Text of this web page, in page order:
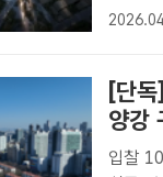
남향을
[단
양강
입찰